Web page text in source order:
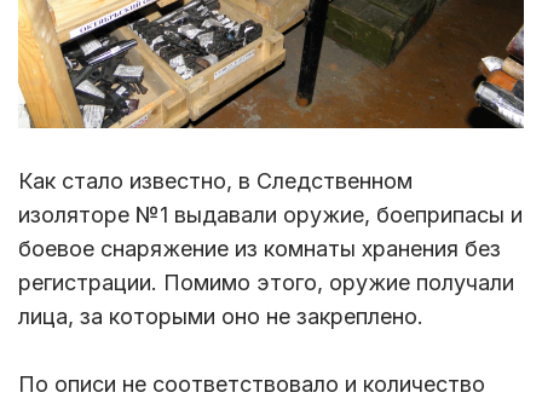
Как стало известно, в Следственном
изоляторе №1 выдавали оружие, боеприпасы и
боевое снаряжение из комнаты хранения без
регистрации. Помимо этого, оружие получали
лица, за которыми оно не закреплено.
По описи не соответствовало и количество